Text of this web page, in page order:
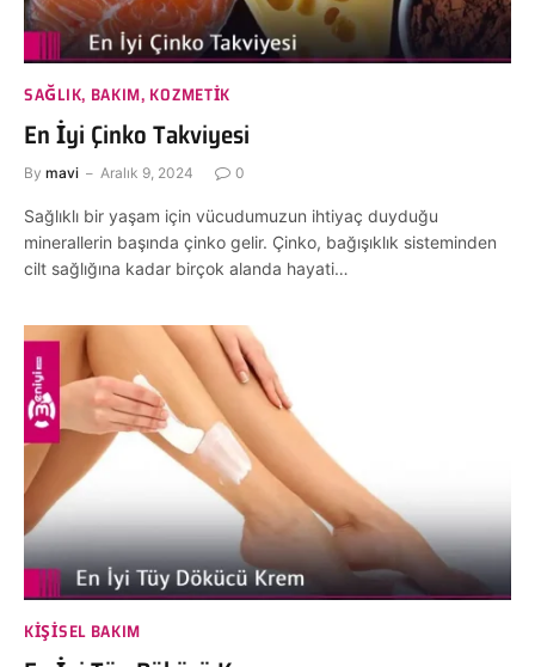
SAĞLIK, BAKIM, KOZMETIK
En İyi Çinko Takviyesi
By mavi Aralık 9, 2024 0
Sağlıklı bir yaşam için vücudumuzun ihtiyaç duyduğu
minerallerin başında çinko gelir. Çinko, bağışıklık sisteminden
cilt sağlığına kadar birçok alanda hayati…
KIŞISEL BAKIM